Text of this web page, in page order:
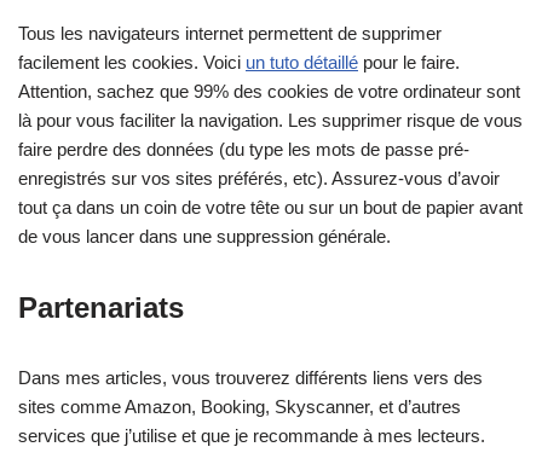
Tous les navigateurs internet permettent de supprimer
facilement les cookies. Voici un tuto détaillé pour le faire.
Attention, sachez que 99% des cookies de votre ordinateur sont
là pour vous faciliter la navigation. Les supprimer risque de vous
faire perdre des données (du type les mots de passe pré-
enregistrés sur vos sites préférés, etc). Assurez-vous d’avoir
tout ça dans un coin de votre tête ou sur un bout de papier avant
de vous lancer dans une suppression générale.
Partenariats
Dans mes articles, vous trouverez différents liens vers des
sites comme Amazon, Booking, Skyscanner, et d’autres
services que j’utilise et que je recommande à mes lecteurs.